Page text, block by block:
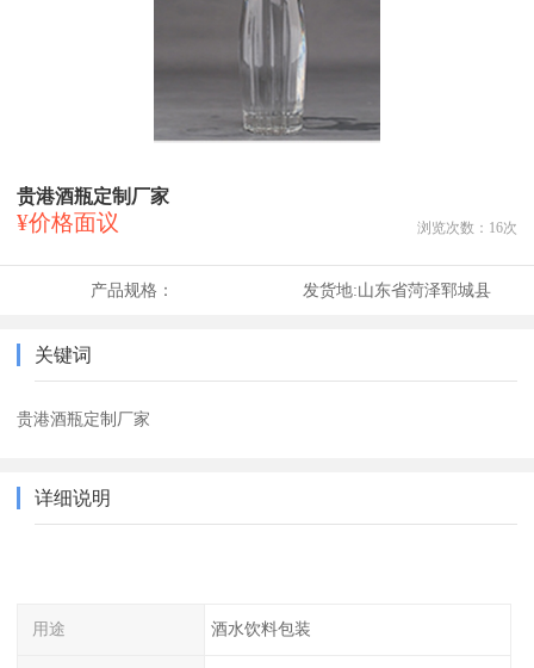
贵港酒瓶定制厂家
¥价格面议 浏览次数： 16次
产品规格： 发货地:山东省菏泽郓城县
关键词
贵港酒瓶定制厂家
详细说明
用途 酒水饮料包装